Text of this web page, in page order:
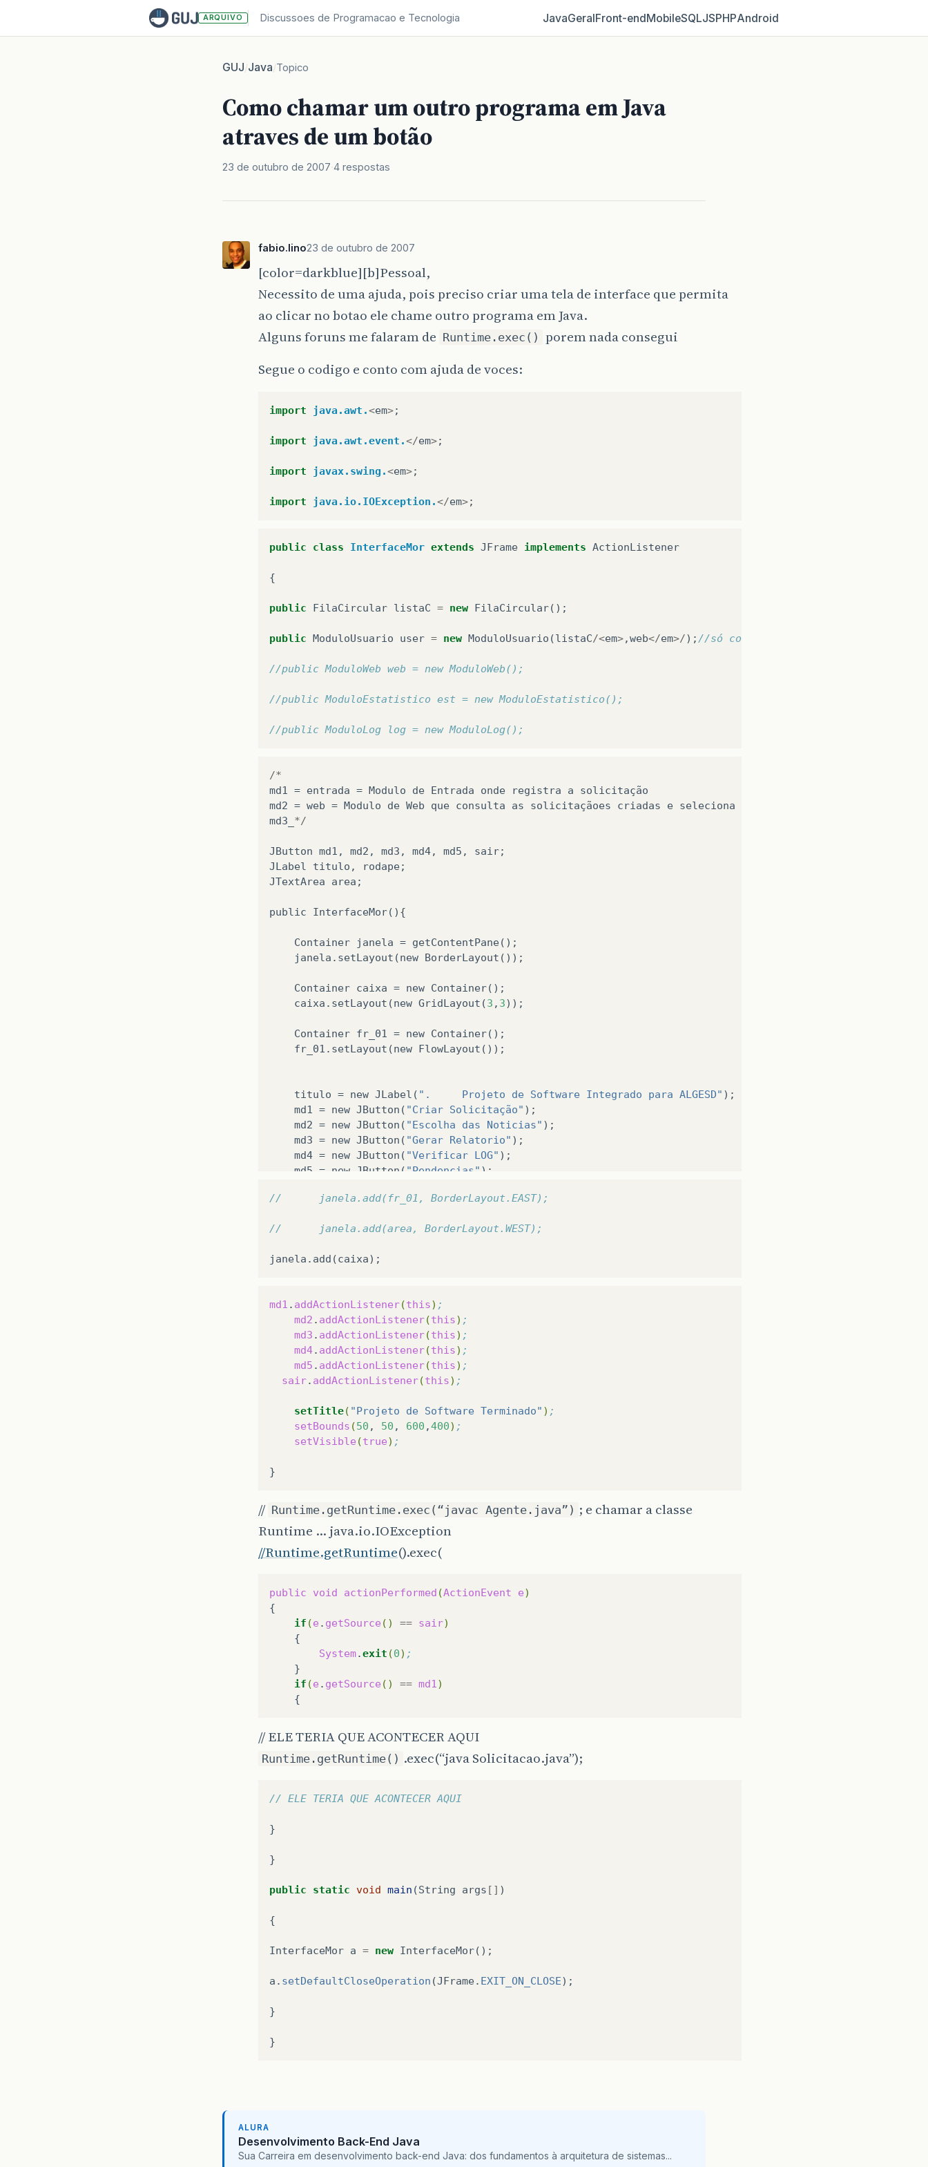
ARQUIVO Discussoes de Programacao e Tecnologia JavaGeralFront‑endMobileSQLJSPHPAndroid
GUJ/Java/Topico
Como chamar um outro programa em Java
atraves de um botão
23 de outubro de 2007 4 respostas
fabio.lino23 de outubro de 2007
[color=darkblue][b]Pessoal,
Necessito de uma ajuda, pois preciso criar uma tela de interface que permita
ao clicar no botao ele chame outro programa em Java.
Alguns foruns me falaram de Runtime.exec()
porem nada consegui
Segue o codigo e conto com ajuda de voces:
import java.awt.<em>;
import java.awt.event.</em>;
import javax.swing.<em>;
import java.io.IOException.</em>;
public class InterfaceMor extends JFrame implements ActionListener
{
public FilaCircular listaC = new FilaCircular();
public ModuloUsuario user = new ModuloUsuario (listaC/<em>,web</em>/); //só construir quando a interface do
//public ModuloWeb web = new ModuloWeb();
//public ModuloEstatistico est = new ModuloEstatistico();
//public ModuloLog log = new ModuloLog();
/*
md1
= entrada = Modulo de Entrada onde registra a
solicitação
md2 = web = Modulo de Web que consulta as solicitaçãoes criadas e seleciona
md3_ */
JButton md1 , md2 , md3 , md4, md5 , sair;
JLabel
titulo , rodape;
JTextArea
area ;
public InterfaceMor(){
Container janela = getContentPane();
janela . setLayout (new BorderLayout ());
Container caixa = new Container();
caixa . setLayout (new GridLayout (3 , 3));
Container fr_01 = new Container();
fr_01 . setLayout (new FlowLayout ());
titulo = new JLabel ( ".     Projeto de Software Integrado para ALGESD" );
md1
= new JButton ( "Criar Solicitação" );
md2 = new JButton ( "Escolha das Noticias" );
md3 = new JButton ( "Gerar Relatorio" );
md4 = new JButton ( "Verificar LOG" );
md5 = new JButton ( "Pendencias" );
= new JTextArea( 20,20);
caixa.add(titulo, BorderLayout.NORTH);
fr_01. add(md1 );
fr_01.add(md4);
fr_01.add(md5);
fr_01.add(sair);
caixa.add(fr_01, BorderLayout
caixa.add(area, BorderLayout
//		janela.add(fr_01, BorderLayout.EAST);
//		janela.add(area, BorderLayout.WEST);
janela . add (caixa);
md1 . addActionListener(this) ;
md2 . addActionListener(this) ;
md3 . addActionListener(this) ;
md4. addActionListener(this) ;
md5 . addActionListener(this) ;
sair. addActionListener(this) ;
setTitle( "Projeto de Software Terminado" ) ;
setBounds (50 , 50 , 600 ,400) ;
setVisible (true) ;
// Runtime.getRuntime.exec(“javac Agente.java”) ; e chamar a classe
Runtime … java.io.IOException
//Runtime.getRuntime().exec(
public void actionPerformed (ActionEvent e)
if (e . getSource () == sair)
System.exit (0)
if (e . getSource () == md1 )
// ELE TERIA QUE ACONTECER AQUI
Runtime.getRuntime() .exec(“java Solicitacao.java”);
// ELE TERIA QUE ACONTECER AQUI
}
}
public static void main (String args [] )
{
InterfaceMor a = new InterfaceMor();
a . setDefaultCloseOperation (JFrame. EXIT_ON_CLOSE);
}
}
ALURA
Desenvolvimento Back-End Java
Sua Carreira em desenvolvimento back-end Java: dos fundamentos à arquitetura de sistemas...